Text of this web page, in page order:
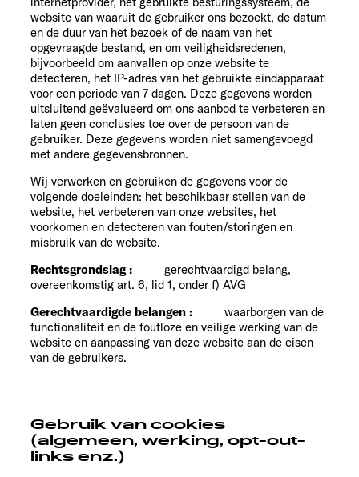
website van waaruit de gebruiker ons bezoekt, de datum
en de duur van het bezoek of de naam van het
opgevraagde bestand, en om veiligheidsredenen,
bijvoorbeeld om aanvallen op onze website te
detecteren, het IP-adres van het gebruikte eindapparaat
voor een periode van 7 dagen. Deze gegevens worden
uitsluitend geëvalueerd om ons aanbod te verbeteren en
laten geen conclusies toe over de persoon van de
gebruiker. Deze gegevens worden niet samengevoegd
met andere gegevensbronnen.
Wij verwerken en gebruiken de gegevens voor de
volgende doeleinden: het beschikbaar stellen van de
website, het verbeteren van onze websites, het
voorkomen en detecteren van fouten/storingen en
misbruik van de website.
Rechtsgrondslag : gerechtvaardigd belang,
overeenkomstig art. 6, lid 1, onder f) AVG
Gerechtvaardigde belangen : waarborgen van de
functionaliteit en de foutloze en veilige werking van de
website en aanpassing van deze website aan de eisen
van de gebruikers.
Gebruik van cookies
(algemeen, werking, opt-out-
links enz.)